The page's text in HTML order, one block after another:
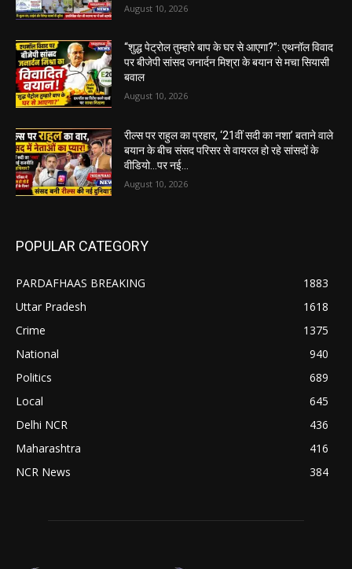
August 10, 2026
“शुद्ध पेट्रोल तुम्हारे बाप के घर से आएगा?”: एथनॉल विवाद
पर बीजेपी सांसद जनार्दन मिश्रा के बयान से मचा सियासी
बवाल
August 10, 2026
रील्स पर राहुल का प्रहार, ‘21वीं सदी का नशा’ बताने वाले
बयान के बीच संसद परिसर से वायरल हो रहे सांसदों के
वीडियो…पर नई...
August 10, 2026
POPULAR CATEGORY
PARDAFHAAS BREAKING
1883
Uttar Pradesh
1618
Crime
1375
National
940
Politics
689
Local
645
Delhi NCR
436
Maharashtra
416
NCR News
384